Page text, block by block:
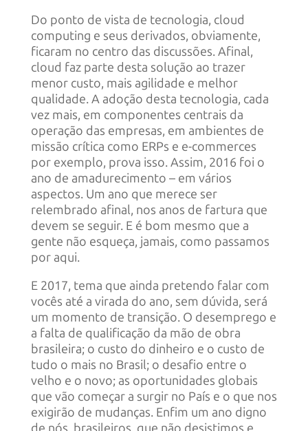
Do ponto de vista de tecnologia, cloud
computing e seus derivados, obviamente,
ficaram no centro das discussões. Afinal,
cloud faz parte desta solução ao trazer
menor custo, mais agilidade e melhor
qualidade. A adoção desta tecnologia, cada
vez mais, em componentes centrais da
operação das empresas, em ambientes de
missão crítica como ERPs e e-commerces
por exemplo, prova isso. Assim, 2016 foi o
ano de amadurecimento – em vários
aspectos. Um ano que merece ser
relembrado afinal, nos anos de fartura que
devem se seguir. E é bom mesmo que a
gente não esqueça, jamais, como passamos
por aqui.
E 2017, tema que ainda pretendo falar com
vocês até a virada do ano, sem dúvida, será
um momento de transição. O desemprego e
a falta de qualificação da mão de obra
brasileira; o custo do dinheiro e o custo de
tudo o mais no Brasil; o desafio entre o
velho e o novo; as oportunidades globais
que vão começar a surgir no País e o que nos
exigirão de mudanças. Enfim um ano digno